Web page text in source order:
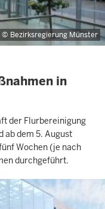
Bezirksregierung Münster
in
der Flurbereinigung
ab dem 5. August
Wochen (je nach
durchgeführt.